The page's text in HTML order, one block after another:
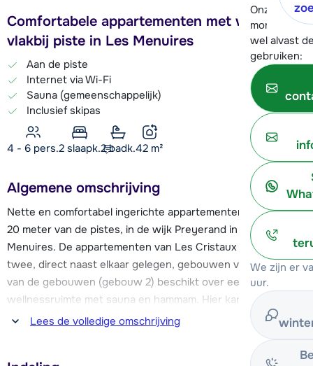
Onze
moment
wel alvast
gebruiken:
We zijn er
uur.
Comfortabele appartementen met wellness
vlakbij piste in Les Menuires
Aan de piste
Internet via Wi-Fi
Sauna (gemeenschappelijk)
Inclusief skipas
4 - 6 pers.2 slaapk.2 badk.42 m²
Algemene omschrijving
Nette en comfortabel ingerichte appartementen, op slechts
20 meter van de pistes, in de wijk Preyerand in Les
Menuires. De appartementen van Les Cristaux zijn over
twee, direct naast elkaar gelegen, gebouwen verdeeld. Eén
van de gebouwen (gebouw 2) beschikt over een mooie
wellnessruimte met sauna en hammam. Hier kan je gratis
gebruik van maken.
Door de prima ligging van de appartementen stap je zo op
Lees de volledige omschrijving